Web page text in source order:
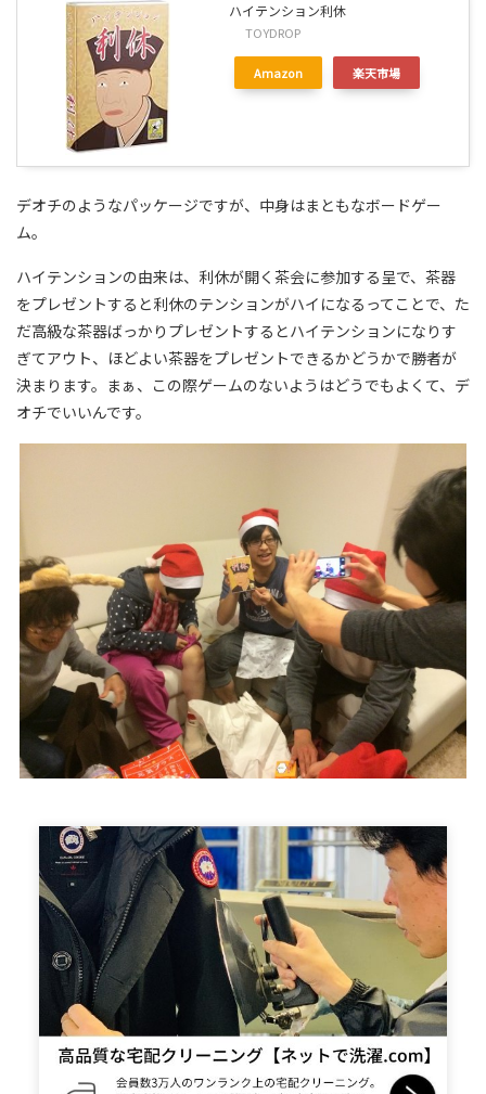
ハイテンション利休
TOYDROP
Amazon 楽天市場
デオチのようなパッケージですが、中身はまともなボードゲー
ム。
ハイテンションの由来は、利休が開く茶会に参加する呈で、茶器
をプレゼントすると利休のテンションがハイになるってことで、た
だ高級な茶器ばっかりプレゼントするとハイテンションになりす
ぎてアウト、ほどよい茶器をプレゼントできるかどうかで勝者が
決まります。まぁ、この際ゲームのないようはどうでもよくて、デ
オチでいいんです。